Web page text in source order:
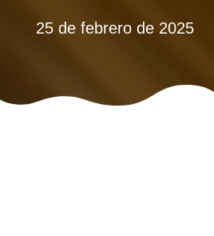
25 de febrero de 2025